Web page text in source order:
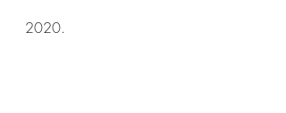
2020.